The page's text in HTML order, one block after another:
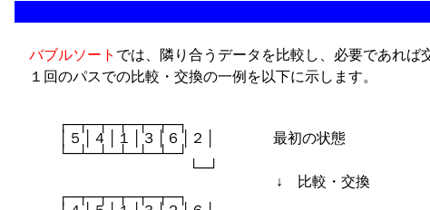
バブルソート では、隣り合うデータを比較し、必要であれば
１回のパスでの比較・交換の一例を以下に示します。
┌─┬─┬─┬─┬─┬─┐
│５│４│１│３│６│２│　　　　最初の状態
└─┴─┴─┴─┴─┴─┘
└─┘
↓　比較・交換
┌─┬─┬─┬─┬─┬─┐